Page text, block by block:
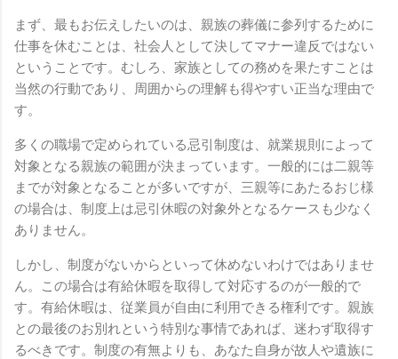
まず、最もお伝えしたいのは、親族の葬儀に参列するために
仕事を休むことは、社会人として決してマナー違反ではない
ということです。むしろ、家族としての務めを果たすことは
当然の行動であり、周囲からの理解も得やすい正当な理由で
す。
多くの職場で定められている忌引制度は、就業規則によって
対象となる親族の範囲が決まっています。一般的には二親等
までが対象となることが多いですが、三親等にあたるおじ様
の場合は、制度上は忌引休暇の対象外となるケースも少なく
ありません。
しかし、制度がないからといって休めないわけではありませ
ん。この場合は有給休暇を取得して対応するのが一般的で
す。有給休暇は、従業員が自由に利用できる権利です。親族
との最後のお別れという特別な事情であれば、迷わず取得す
るべきです。制度の有無よりも、あなた自身が故人や遺族に